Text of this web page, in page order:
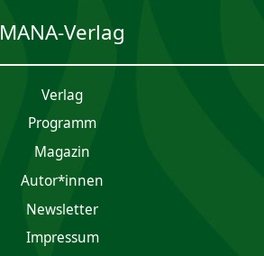
MANA-Verlag
Verlag
Programm
Magazin
Autor*innen
Newsletter
Impres­sum